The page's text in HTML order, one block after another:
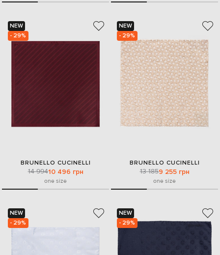
NEW
- 29%
BRUNELLO CUCINELLI
14 99410 496 грн
one size
NEW
- 29%
BRUNELLO CUCINELLI
13 1859 255 грн
one size
NEW
- 29%
NEW
- 29%